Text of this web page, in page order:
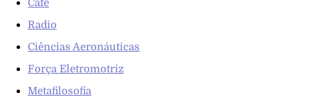
Radio
Ciências Aeronáuticas
Força Eletromotriz
Metafilosofia